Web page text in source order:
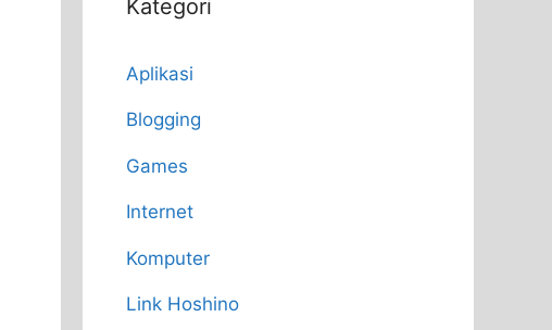
Kategori
Aplikasi
Blogging
Games
Internet
Komputer
Link Hoshino